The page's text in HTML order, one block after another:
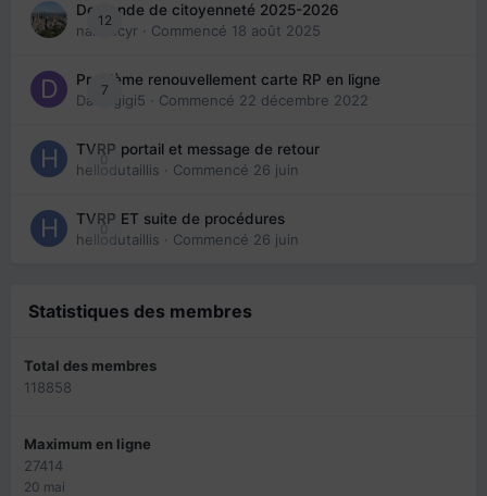
12
Demande de citoyenneté 2025-2026
nanancyr · Commencé 18 août 2025
7
Problème renouvellement carte RP en ligne
Davidgigi5 · Commencé 22 décembre 2022
0
TVRP portail et message de retour
hellodutaillis · Commencé 26 juin
0
TVRP ET suite de procédures
hellodutaillis · Commencé 26 juin
Statistiques des membres
Total des membres
118858
Maximum en ligne
27414
20 mai